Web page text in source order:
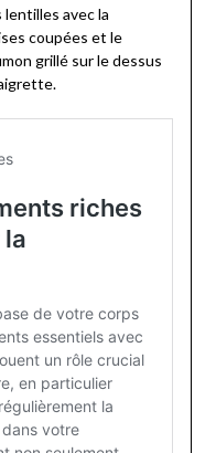
lentilles avec la
coupées et le
grillé sur le dessus